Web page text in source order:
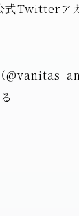
式Twitterア